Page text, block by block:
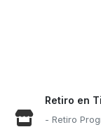
Retiro en
- Retiro